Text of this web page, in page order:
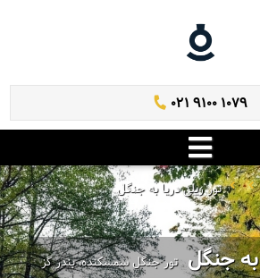
021 9100 1079
تور ریلی دریا به جنگل
به جنگل تور جنگل سمسکنده، بندر گز